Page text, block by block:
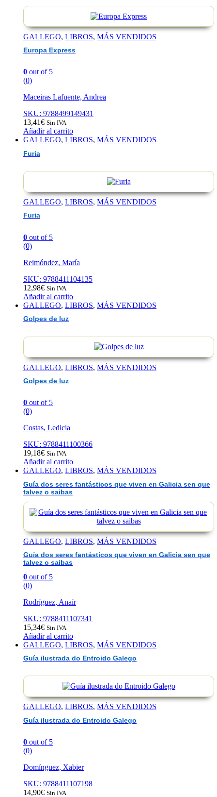
GALLEGO, LIBROS, MÁS VENDIDOS
Europa Express
0 out of 5
(0)
Maceiras Lafuente, Andrea
SKU: 9788499149431
13,41€ Sin IVA
Añadir al carrito
GALLEGO, LIBROS, MÁS VENDIDOS
Furia
GALLEGO, LIBROS, MÁS VENDIDOS
Furia
0 out of 5
(0)
Reimóndez, María
SKU: 9788411104135
12,98€ Sin IVA
Añadir al carrito
GALLEGO, LIBROS, MÁS VENDIDOS
Golpes de luz
GALLEGO, LIBROS, MÁS VENDIDOS
Golpes de luz
0 out of 5
(0)
Costas, Ledicia
SKU: 9788411100366
19,18€ Sin IVA
Añadir al carrito
GALLEGO, LIBROS, MÁS VENDIDOS
Guía dos seres fantásticos que viven en Galicia sen que
talvez o saibas
GALLEGO, LIBROS, MÁS VENDIDOS
Guía dos seres fantásticos que viven en Galicia sen que
talvez o saibas
0 out of 5
(0)
Rodríguez, Anaír
SKU: 9788411107341
15,34€ Sin IVA
Añadir al carrito
GALLEGO, LIBROS, MÁS VENDIDOS
Guía ilustrada do Entroido Galego
GALLEGO, LIBROS, MÁS VENDIDOS
Guía ilustrada do Entroido Galego
0 out of 5
(0)
Domínguez, Xabier
SKU: 9788411107198
14,90€ Sin IVA